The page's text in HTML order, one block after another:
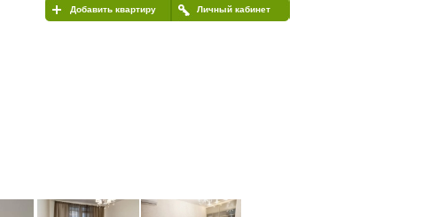
Личный кабинет
Добавить квартиру